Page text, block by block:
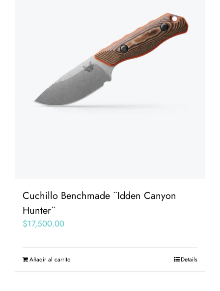
Cuchillo Benchmade ¨Idden Canyon
Hunter¨
$17,500.00
Añadir al carrito Details